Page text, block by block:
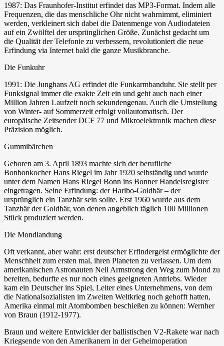
1987: Das Fraunhofer-Institut erfindet das MP3-Format. Indem alle
Frequenzen, die das menschliche Ohr nicht wahrnimmt, eliminiert
werden, verkleinert sich dabei die Datenmenge von Audiodateien
auf ein Zwölftel der ursprünglichen Größe. Zunächst gedacht um
die Qualität der Telefonie zu verbessern, revolutioniert die neue
Erfindung via Internet bald die ganze Musikbranche.
Die Funkuhr
1991: Die Junghans AG erfindet die Funkarmbanduhr. Sie stellt per
Funksignal immer die exakte Zeit ein und geht auch nach einer
Million Jahren Laufzeit noch sekundengenau. Auch die Umstellung
von Winter- auf Sommerzeit erfolgt vollautomatisch. Der
europäische Zeitsender DCF 77 und Mikroelektronik machen diese
Präzision möglich.
Gummibärchen
Geboren am 3. April 1893 machte sich der berufliche
Bonbonkocher Hans Riegel im Jahr 1920 selbständig und wurde
unter dem Namen Hans Riegel Bonn ins Bonner Handelsregister
eingetragen. Seine Erfindung: der Haribo-Goldbär – der
ursprünglich ein Tanzbär sein sollte. Erst 1960 wurde aus dem
Tanzbär der Goldbär, von denen angeblich täglich 100 Millionen
Stück produziert werden.
Die Mondlandung
Oft verkannt, aber wahr: erst deutscher Erfindergeist ermöglichte der
Menschheit zum ersten mal, ihren Planeten zu verlassen. Um dem
amerikanischen Astronauten Neil Armstrong den Weg zum Mond zu
bereiten, bedurfte es nur noch eines geeigneten Antriebs. Wieder
kam ein Deutscher ins Spiel, Leiter eines Unternehmens, von dem
die Nationalsozialisten im Zweiten Weltkrieg noch gehofft hatten,
Amerika einmal mit Atombomben beschießen zu können: Wernher
von Braun (1912-1977).
Braun und weitere Entwickler der ballistischen V2-Rakete war nach
Kriegsende von den Amerikanern in der Geheimoperation